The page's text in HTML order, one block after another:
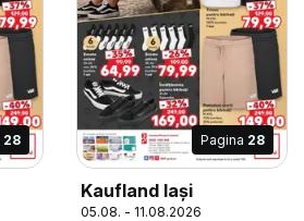
28 Pagina 28
Kaufland Iași
05.08. - 11.08.2026